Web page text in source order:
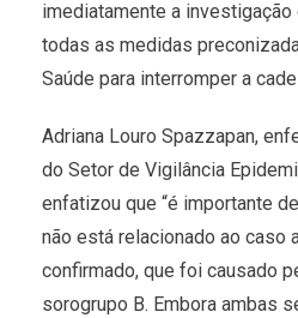
imediatamente a investigação
todas as medidas
Saúde para interromper a
Adriana Louro Spazzapan,
do Setor de Vigilância
enfatizou que “é importante
não está relacionado ao caso
confirmado, que foi causado
sorogrupo B. Embora ambas